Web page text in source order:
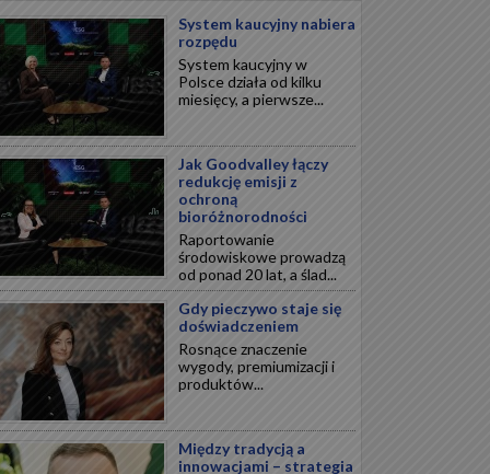
System kaucyjny nabiera
rozpędu
System kaucyjny w
Polsce działa od kilku
miesięcy, a pierwsze...
Jak Goodvalley łączy
redukcję emisji z
ochroną
bioróżnorodności
Raportowanie
środowiskowe prowadzą
od ponad 20 lat, a ślad...
Gdy pieczywo staje się
doświadczeniem
Rosnące znaczenie
wygody, premiumizacji i
produktów...
Między tradycją a
innowacjami – strategia